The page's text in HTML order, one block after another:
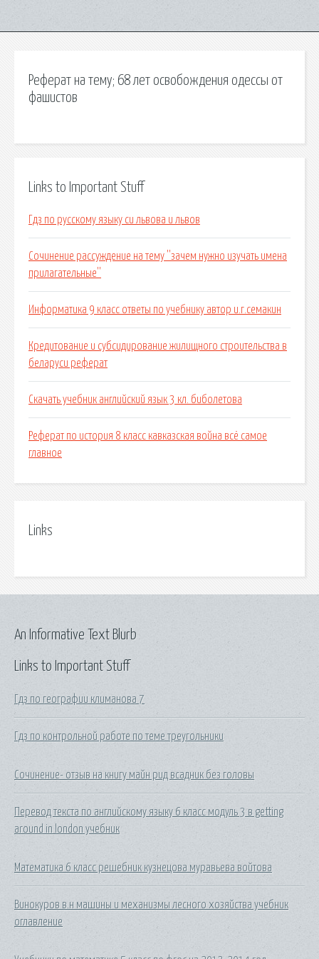
Реферат на тему; 68 лет освобождения одессы от
фашистов
Links to Important Stuff
Гдз по русскому языку си львова и львов
Сочинение рассуждение на тему ''зачем нужно изучать имена
прилагательные''
Информатика 9 класс ответы по учебнику автор и.г.семакин
Кредитование и субсидирование жилищного строительства в
беларуси реферат
Скачать учебник английский язык 3 кл. биболетова
Реферат по история 8 класс кавказская война всё самое
главное
Links
Links to Important Stuff
Гдз по географии климанова 7
Гдз по контрольной работе по теме треугольники
Сочинение- отзыв на книгу майн рид всадник без головы
Перевод текста по английскому языку 6 класс модуль 3 в getting
around in london учебник
Математика 6 класс решебник кузнецова муравьева войтова
Винокуров в.н машины и механизмы лесного хозяйства учебник
оглавление
An Informative Text Blurb